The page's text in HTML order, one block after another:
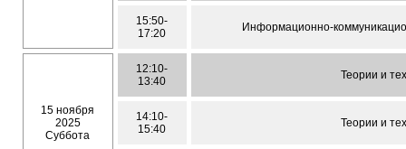
15:50-
17:20
Информационно-
15 ноября
2025
Суббота
12:10-
13:40
Теории и
14:10-
15:40
Теории и